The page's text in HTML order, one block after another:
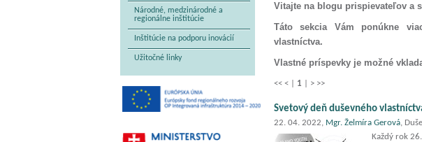
Národné, medzinárodné a
regionálne inštitúcie
Inštitúcie na podporu inovácií
Užitočné linky
Vitajte na blogu prispievateľov a
Táto sekcia Vám ponúkne
vlastníctva.
Vlastné príspevky je možné
<< < 1 > >>
Svetový deň duševného
22. 04. 2022, Mgr. Želmíra Gerová,
Každý rok